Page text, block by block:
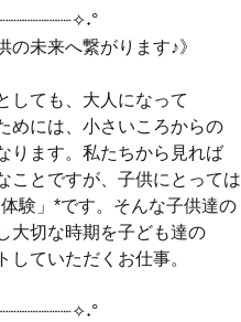
の未来へ繋がります♪》
しても、大人になって
めには、小さいころからの
ります。私たちから見れば
ことですが、子供にとっては
験」*です。そんな子供達の
大切な時期を子ども達の
していただくお仕事。